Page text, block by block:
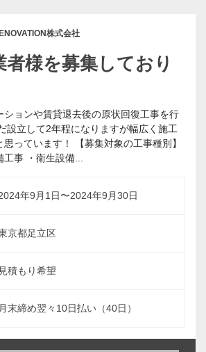
株式会社
様を募集しており
ションや賃貸退去後の原状回復工事を行
設立して2年程になりますが幅広く施工
っています！ 【募集対象の工事種別】
事 ・衛生設備...
年9月1日〜2024年9月30日
京都足立区
見積もり希望
月末締め翌々10日払い（40日）